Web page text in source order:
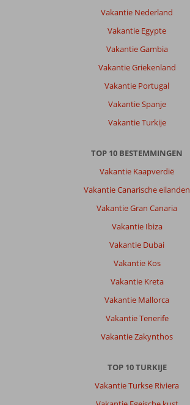
Vakantie Nederland
Vakantie Egypte
Vakantie Gambia
Vakantie Griekenland
Vakantie Portugal
Vakantie Spanje
Vakantie Turkije
TOP 10 BESTEMMINGEN
Vakantie Kaapverdië
Vakantie Canarische eilanden
Vakantie Gran Canaria
Vakantie Ibiza
Vakantie Dubai
Vakantie Kos
Vakantie Kreta
Vakantie Mallorca
Vakantie Tenerife
Vakantie Zakynthos
TOP 10 TURKIJE
Vakantie Turkse Riviera